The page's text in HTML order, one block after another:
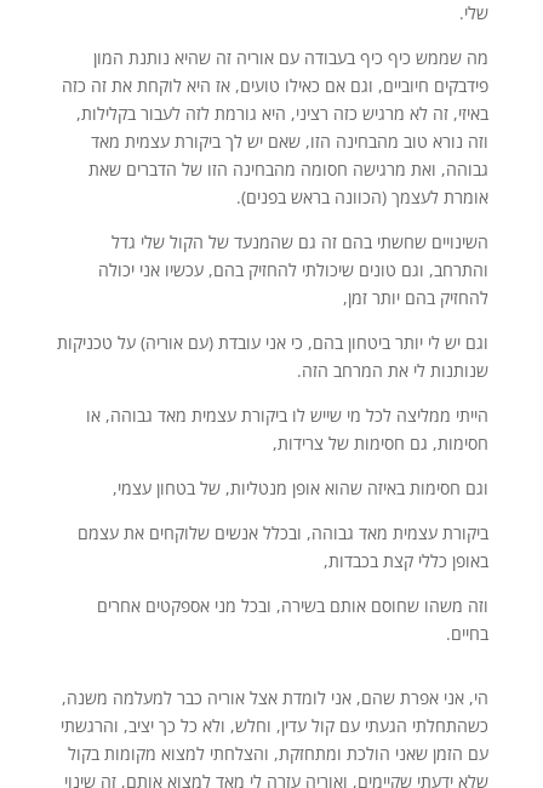
שלי.
מה שממש כיף כיף בעבודה עם אוריה זה שהיא נותנת המון
פידבקים חיוביים, וגם אם כאילו טועים, אז היא לוקחת את זה כזה
באיזי, זה לא מרגיש כזה רציני, היא גורמת לזה לעבור בקלילות,
וזה נורא טוב מהבחינה הזו, שאם יש לך ביקורת עצמית מאד
גבוהה, ואת מרגישה חסומה מהבחינה הזו של הדברים שאת
אומרת לעצמך (הכוונה בראש בפנים).
השינויים שחשתי בהם זה גם שהמנעד של הקול שלי גדל
והתרחב, וגם טונים שיכולתי להחזיק בהם, עכשיו אני יכולה
להחזיק בהם יותר זמן,
וגם יש לי יותר ביטחון בהם, כי אני עובדת (עם אוריה) על טכניקות
שנותנות לי את המרחב הזה.
הייתי ממליצה לכל מי שייש לו ביקורת עצמית מאד גבוהה, או
חסימות, גם חסימות של צרידות,
וגם חסימות באיזה שהוא אופן מנטליות, של בטחון עצמי,
ביקורת עצמית מאד גבוהה, ובכלל אנשים שלוקחים את עצמם
באופן כללי קצת בכבדות,
וזה משהו שחוסם אותם בשירה, ובכל מני אספקטים אחרים
בחיים.
הי, אני אפרת שהם, אני לומדת אצל אוריה כבר למעלמה משנה,
כשהתחלתי הגעתי עם קול עדין, וחלש, ולא כל כך יציב, והרגשתי
עם הזמן שאני הולכת ומתחזקת, והצלחתי למצוא מקומות בקול
שלא ידעתי שקיימים, ואוריה עזרה לי מאד למצוא אותם, זה שינוי